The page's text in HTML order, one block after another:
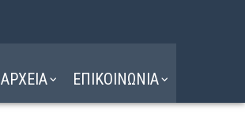
ΑΡΧΕΙΑ ΕΠΙΚΟΙΝΩΝΙΑ